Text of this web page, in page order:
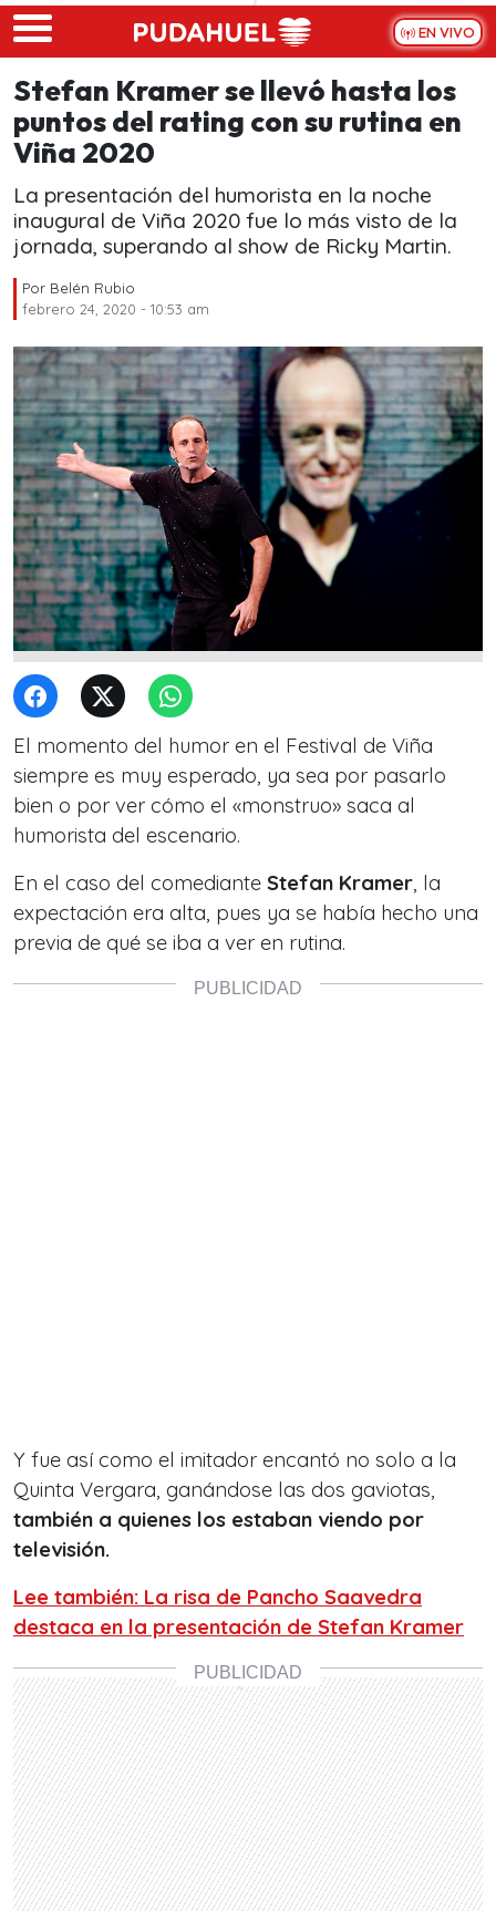
Skip to main content
EN VIVO
Stefan Kramer se llevó hasta los
puntos del rating con su rutina en
Viña 2020
La presentación del humorista en la noche
inaugural de Viña 2020 fue lo más visto de la
jornada, superando al show de Ricky Martin.
Por Belén Rubio
febrero 24, 2020 - 10:53 am
El momento del humor en el Festival de Viña
siempre es muy esperado, ya sea por pasarlo
bien o por ver cómo el «monstruo» saca al
humorista del escenario.
En el caso del comediante Stefan Kramer, la
expectación era alta, pues ya se había hecho una
previa de qué se iba a ver en rutina.
Y fue así como el imitador encantó no solo a la
Quinta Vergara, ganándose las dos gaviotas,
también a quienes los estaban viendo por
televisión.
Lee también: La risa de Pancho Saavedra
destaca en la presentación de Stefan Kramer